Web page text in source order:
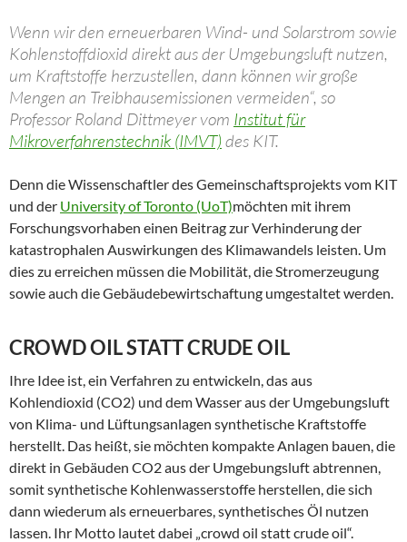
Wenn wir den erneuerbaren Wind- und Solarstrom sowie
Kohlenstoffdioxid direkt aus der Umgebungsluft nutzen,
um Kraftstoffe herzustellen, dann können wir große
Mengen an Treibhausemissionen vermeiden“, so
Professor Roland Dittmeyer vom Institut für
Mikroverfahrenstechnik (IMVT) des KIT.
Denn die Wissenschaftler des Gemeinschaftsprojekts vom KIT
und der University of Toronto (UoT)möchten mit ihrem
Forschungsvorhaben einen Beitrag zur Verhinderung der
katastrophalen Auswirkungen des Klimawandels leisten. Um
dies zu erreichen müssen die Mobilität, die Stromerzeugung
sowie auch die Gebäudebewirtschaftung umgestaltet werden.
CROWD OIL STATT CRUDE OIL
Ihre Idee ist, ein Verfahren zu entwickeln, das aus
Kohlendioxid (CO2) und dem Wasser aus der Umgebungsluft
von Klima- und Lüftungsanlagen synthetische Kraftstoffe
herstellt. Das heißt, sie möchten kompakte Anlagen bauen, die
direkt in Gebäuden CO2 aus der Umgebungsluft abtrennen,
somit synthetische Kohlenwasserstoffe herstellen, die sich
dann wiederum als erneuerbares, synthetisches Öl nutzen
lassen. Ihr Motto lautet dabei „crowd oil statt crude oil“.